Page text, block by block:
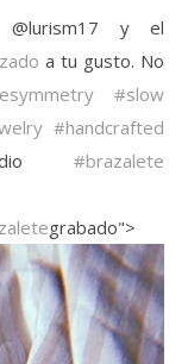
y el
a tu gusto. No
#slow
#handcrafted
#brazalete
grabado">